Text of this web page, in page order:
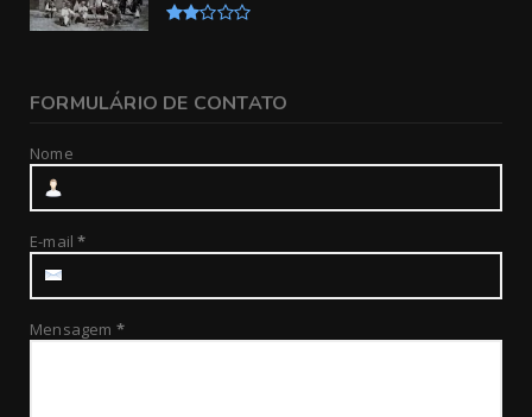
FORMULÁRIO DE CONTATO
Nome
E-mail*
Mensagem *